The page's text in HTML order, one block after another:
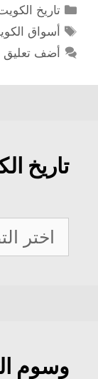
التصنيفات
تاريخ
الوسوم
أسواق
أضف تعليق
تاريخ
تاريخ
الكويت
وسوم